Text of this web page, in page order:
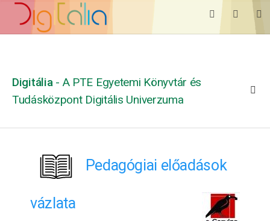
Digitália - A PTE Egyetemi Könyvtár és
Tudásközpont Digitális Univerzuma
Pedagógiai előadások
vázlata